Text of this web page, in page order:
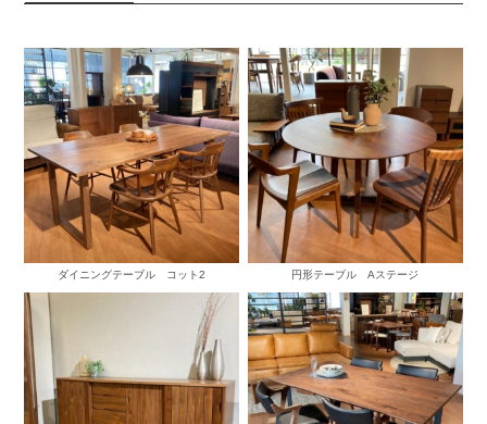
ダイニングテーブル コット2 円形テーブル Aステージ